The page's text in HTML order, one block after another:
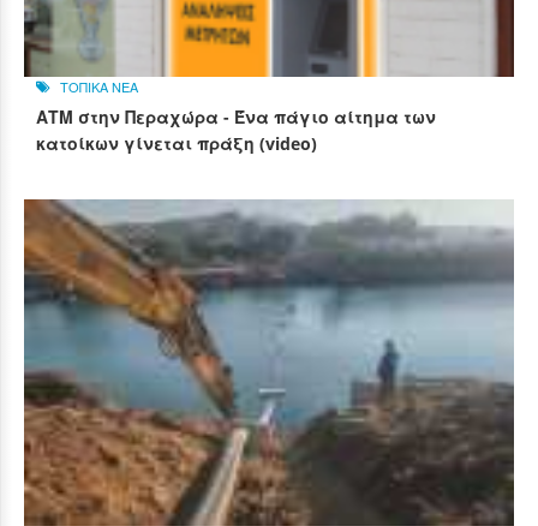
ΤΟΠΙΚΑ ΝΕΑ
ΑΤΜ στην Περαχώρα - Ένα πάγιο αίτημα των
κατοίκων γίνεται πράξη (video)